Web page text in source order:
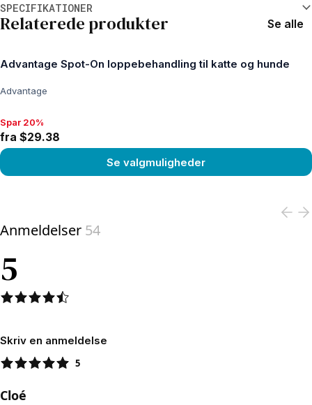
SPECIFIKATIONER
Relaterede produkter Se alle
Advantage Spot-On loppebehandling til katte og hunde
Advantage
Spar 20%, fra $29.38
Spar 20%
fra $29.38
Se valgmuligheder
Anmeldelser 54
5
Skriv en anmeldelse
5
Cloé